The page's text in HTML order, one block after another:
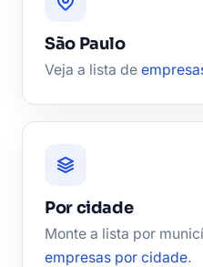
São Paulo
Veja a lista de
Por cidade
Monte a lista por
empresas por cidade.